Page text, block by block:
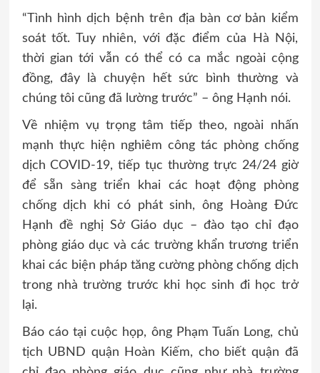
“Tình hình dịch bệnh trên địa bàn cơ bản kiểm
soát tốt. Tuy nhiên, với đặc điểm của Hà Nội,
thời gian tới vẫn có thể có ca mắc ngoài cộng
đồng, đây là chuyện hết sức bình thường và
chúng tôi cũng đã lường trước” – ông Hạnh nói.
Về nhiệm vụ trọng tâm tiếp theo, ngoài nhấn
mạnh thực hiện nghiêm công tác phòng chống
dịch COVID-19, tiếp tục thường trực 24/24 giờ
để sẵn sàng triển khai các hoạt động phòng
chống dịch khi có phát sinh, ông Hoàng Đức
Hạnh đề nghị Sở Giáo dục – đào tạo chỉ đạo
phòng giáo dục và các trường khẩn trương triển
khai các biện pháp tăng cường phòng chống dịch
trong nhà trường trước khi học sinh đi học trở
lại.
Báo cáo tại cuộc họp, ông Phạm Tuấn Long, chủ
tịch UBND quận Hoàn Kiếm, cho biết quận đã